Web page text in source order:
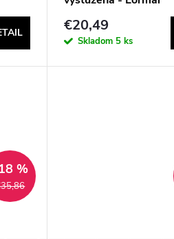
ExtraOrdinary
€20,49
Skladom 5 ks
%